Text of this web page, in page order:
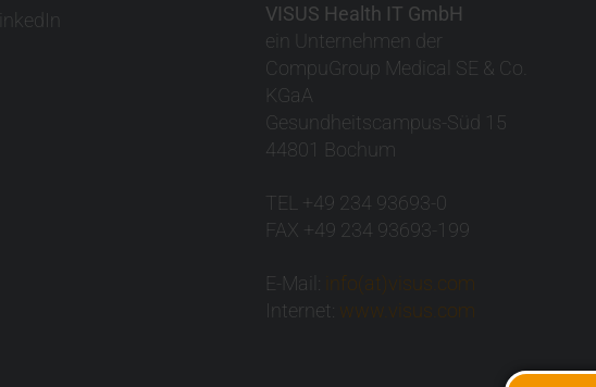
LinkedIn
VISUS Health IT GmbH
ein Unternehmen der
CompuGroup Medical SE & Co.
KGaA
Gesundheitscampus-Süd 15
44801 Bochum
TEL +49 234 93693-0
FAX +49 234 93693-199
E-Mail: info(at)visus.com
Internet: www.visus.com